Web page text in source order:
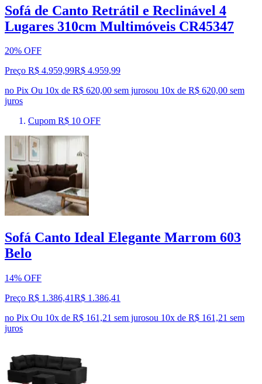
Sofá de Canto Retrátil e Reclinável 4
Lugares 310cm Multimóveis CR45347
20% OFF
Preço R$ 4.959,99R$ 4.959,99
no Pix Ou 10x de R$ 620,00 sem jurosou 10x de R$ 620,00 sem
juros
Cupom R$ 10 OFF
Sofá Canto Ideal Elegante Marrom 603
Belo
14% OFF
Preço R$ 1.386,41R$ 1.386,41
no Pix Ou 10x de R$ 161,21 sem jurosou 10x de R$ 161,21 sem
juros